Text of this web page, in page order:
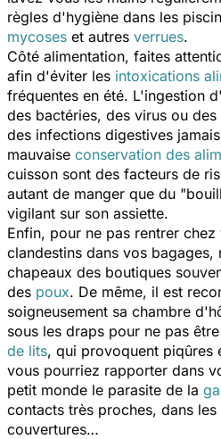
règles d'hygiène dans les
mycoses et autres verrues.
Côté alimentation, faites
afin d'éviter les intoxications
fréquentes en été. L'ingestion
des bactéries, des virus ou
des infections digestives
mauvaise conservation des
cuisson sont des facteurs de
autant de manger que du
vigilant sur son assiette.
Enfin, pour ne pas rentrer
clandestins dans vos bagages,
chapeaux des boutiques
des poux. De même, il est
soigneusement sa chambre
sous les draps pour ne pas
de lits, qui provoquent piqûres
vous pourriez rapporter dans
petit monde le parasite de la
contacts très proches, dans
couvertures…